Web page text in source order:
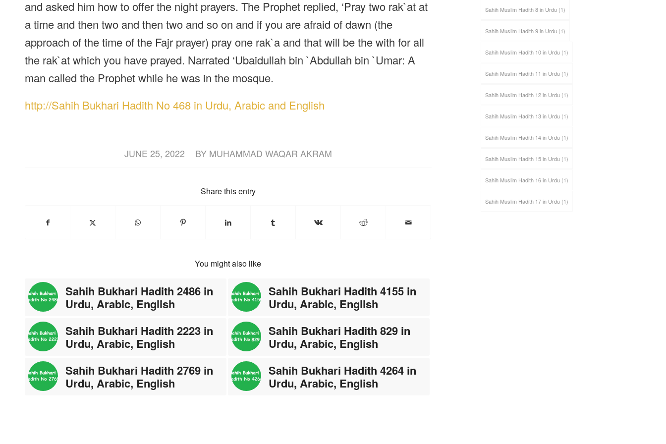
and asked him how to offer the night prayers. The Prophet replied, ‘Pray two rak`at at
a time and then two and then two and so on and if you are afraid of dawn (the
approach of the time of the Fajr prayer) pray one rak`a and that will be the with for all
the rak`at which you have prayed. Narrated ‘Ubaidullah bin `Abdullah bin `Umar: A
man called the Prophet while he was in the mosque.
http://Sahih Bukhari Hadith No 468 in Urdu, Arabic and English
JUNE 25, 2022
/ BY MUHAMMAD WAQAR AKRAM
Share this entry
You might also like
Sahih Bukhari Hadith 2486 in
Urdu, Arabic, English
Sahih Bukhari Hadith 4155 in
Urdu, Arabic, English
Sahih Bukhari Hadith 2223 in
Urdu, Arabic, English
Sahih Bukhari Hadith 829 in
Urdu, Arabic, English
Sahih Bukhari Hadith 2769 in
Urdu, Arabic, English
Sahih Bukhari Hadith 4264 in
Urdu, Arabic, English
Sahih Muslim Hadith 8 in Urdu(1)
Sahih Muslim Hadith 9 in Urdu(1)
Sahih Muslim Hadith 10 in Urdu(1)
Sahih Muslim Hadith 11 in Urdu(1)
Sahih Muslim Hadith 12 in Urdu(1)
Sahih Muslim Hadith 13 in Urdu(1)
Sahih Muslim Hadith 14 in Urdu(1)
Sahih Muslim Hadith 15 in Urdu(1)
Sahih Muslim Hadith 16 in Urdu(1)
Sahih Muslim Hadith 17 in Urdu(1)